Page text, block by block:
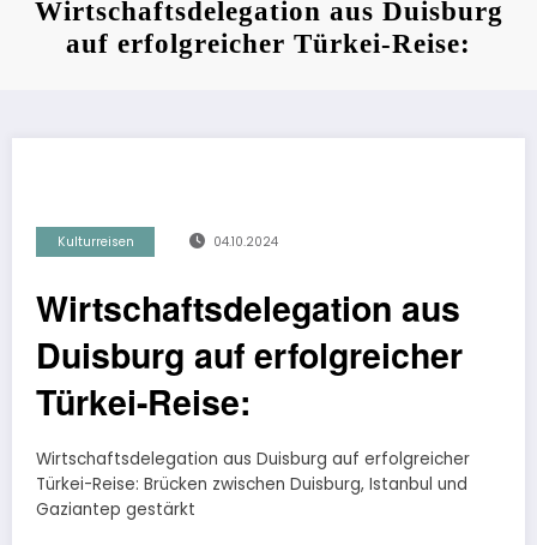
Wirtschaftsdelegation aus Duisburg
auf erfolgreicher Türkei-Reise:
Kulturreisen 04.10.2024
Wirtschaftsdelegation aus
Duisburg auf erfolgreicher
Türkei-Reise:
Wirtschaftsdelegation aus Duisburg auf erfolgreicher
Türkei-Reise: Brücken zwischen Duisburg, Istanbul und
Gaziantep gestärkt